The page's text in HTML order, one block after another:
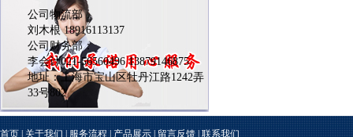
公司物流部：
刘木根 18916113137
公司财务部：
李会计021-56560496 13879146875
地址：上海市宝山区牡丹江路1242弄
33号802
首页 关于我们 |服务流程 产品展示 留言反馈 |联系我们